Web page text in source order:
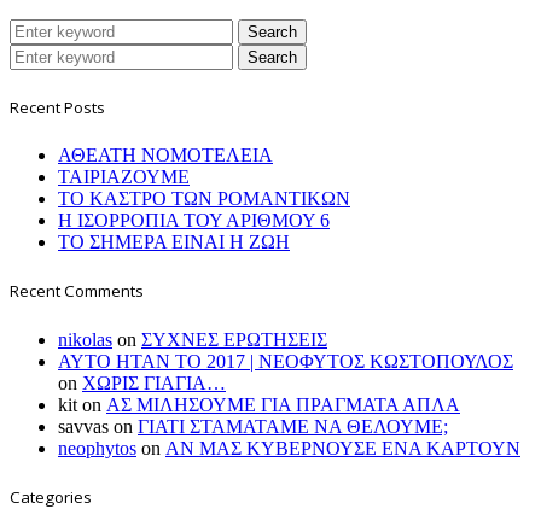
Search
Search
Recent Posts
ΑΘΕΑΤΗ ΝΟΜΟΤΕΛΕΙΑ
ΤΑΙΡΙΑΖΟΥΜΕ
ΤΟ ΚΑΣΤΡΟ ΤΩΝ ΡΟΜΑΝΤΙΚΩΝ
Η ΙΣΟΡΡΟΠΙΑ ΤΟΥ ΑΡΙΘΜΟΥ 6
ΤΟ ΣΗΜΕΡΑ ΕΙΝΑΙ Η ΖΩΗ
Recent Comments
nikolas on ΣΥΧΝΕΣ ΕΡΩΤΗΣΕΙΣ
ΑΥΤΟ ΗΤΑΝ ΤΟ 2017 | ΝΕΟΦΥΤΟΣ ΚΩΣΤΟΠΟΥΛΟΣ
on ΧΩΡΙΣ ΓΙΑΓΙΑ…
kit on ΑΣ ΜΙΛΗΣΟΥΜΕ ΓΙΑ ΠΡΑΓΜΑΤΑ ΑΠΛΑ
savvas on ΓΙΑΤΙ ΣΤΑΜΑΤΑΜΕ ΝΑ ΘΕΛΟΥΜΕ;
neophytos on ΑΝ ΜΑΣ ΚΥΒΕΡΝΟΥΣΕ ΕΝΑ ΚΑΡΤΟΥΝ
Categories